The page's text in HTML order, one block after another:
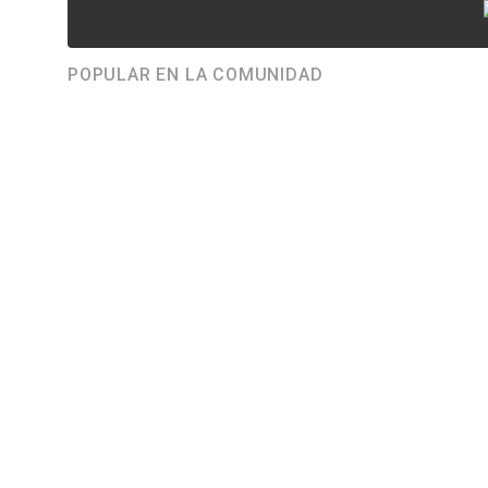
POPULAR EN LA COMUNIDAD